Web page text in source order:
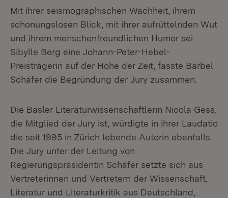
Mit ihrer seismographischen Wachheit, ihrem
schonungslosen Blick, mit ihrer aufrüttelnden Wut
und ihrem menschenfreundlichen Humor sei
Sibylle Berg eine Johann-Peter-Hebel-
Preisträgerin auf der Höhe der Zeit, fasste Bärbel
Schäfer die Begründung der Jury zusammen.
Die Basler Literaturwissenschaftlerin Nicola Gess,
die Mitglied der Jury ist, würdigte in ihrer Laudatio
die seit 1995 in Zürich lebende Autorin ebenfalls.
Die Jury unter der Leitung von
Regierungspräsidentin Schäfer setzte sich aus
Vertreterinnen und Vertretern der Wissenschaft,
Literatur und Literaturkritik aus Deutschland,